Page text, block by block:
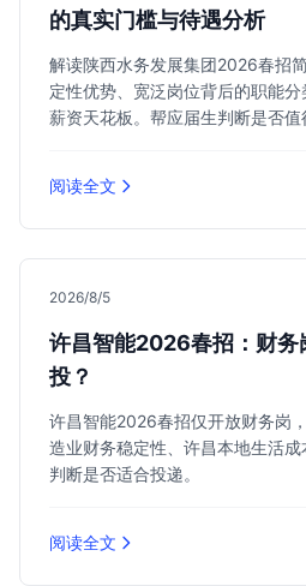
的真实门槛与待遇分析
解读陕西水务发展集团2026春招
定性优势、宽泛岗位背后的职能
薪资天花板。帮应届生判断是否值
阅读全文
2026/8/5
许昌智能2026春招：财
投？
许昌智能2026春招仅开放财务岗
造业财务稳定性、许昌本地生活
判断是否适合投递。
阅读全文